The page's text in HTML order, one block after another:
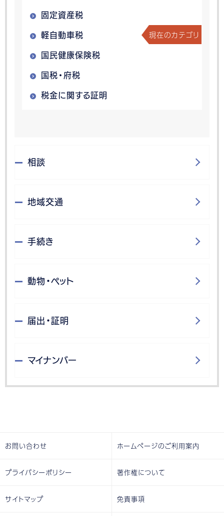
固定資産税
軽自動車税 現在のカテゴリ
国民健康保険税
国税・府税
税金に関する証明
相談
地域交通
手続き
動物・ペット
届出・証明
マイナンバー
お問い合わせ ホームページのご利用案内
プライバシーポリシー 著作権について
サイトマップ 免責事項